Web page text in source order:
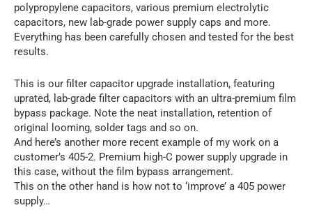
polypropylene capacitors, various premium electrolytic
capacitors, new lab-grade power supply caps and more.
Everything has been carefully chosen and tested for the best
results.
This is our filter capacitor upgrade installation, featuring
uprated, lab-grade filter capacitors with an ultra-premium film
bypass package. Note the neat installation, retention of
original looming, solder tags and so on.
And here’s another more recent example of my work on a
customer’s 405-2. Premium high-C power supply upgrade in
this case, without the film bypass arrangement.
This on the other hand is how not to ‘improve’ a 405 power
supply…